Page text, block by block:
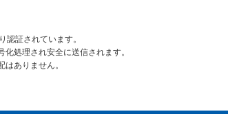
認証されています。
処理され安全に送信されます。
ありません。